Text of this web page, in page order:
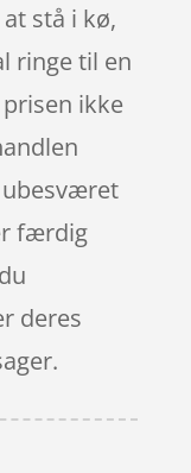
stå i kø,
ringe til en
ikke
ubesværet
færdig
deres